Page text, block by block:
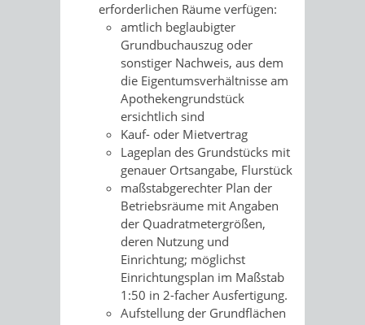
erforderlichen Räume verfügen:
amtlich beglaubigter
Grundbuchauszug oder
sonstiger Nachweis, aus dem
die Eigentumsverhältnisse am
Apothekengrundstück
ersichtlich sind
Kauf- oder Mietvertrag
Lageplan des Grundstücks mit
genauer Ortsangabe, Flurstück
maßstabgerechter Plan der
Betriebsräume mit Angaben
der Quadratmetergrößen,
deren Nutzung und
Einrichtung; möglichst
Einrichtungsplan im Maßstab
1:50 in 2-facher Ausfertigung.
Aufstellung der Grundflächen